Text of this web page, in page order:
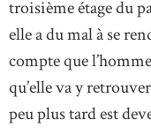
troisième étage du
elle a du mal à se
compte que l’homme
qu’elle va y
peu plus tard est